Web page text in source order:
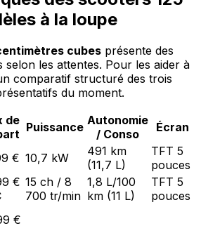
à la loupe
cubes présente des
les attentes. Pour les aider à
comparatif structuré des trois
du moment.
de Puissance Autonomie
/ Conso
Écran
€ 10,7 kW
491 km
(11,7 L)
TFT 5
pouces
€ 15 ch / 8
700 tr/min
1,8 L/100
km (11 L)
TFT 5
pouces
€